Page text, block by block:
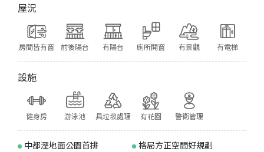
屋況
房間皆有窗 前後陽台 有陽台 廁所開窗 有景觀 有電梯
設施
健身房 游泳池 具垃圾處理 有花園 警衛管理
中都溼地面公園首排
格局方正空間好規劃